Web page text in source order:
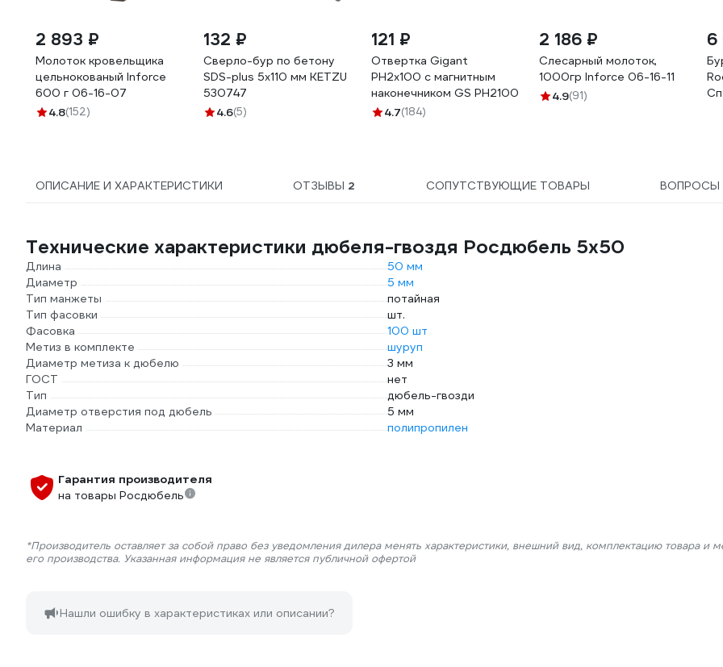
2 893 ₽
Молоток кровельщика
цельнокованый Inforce
600 г 06-16-07
4.8(152)
132 ₽
Сверло-бур по бетону
SDS-plus 5x110 мм KETZU
530747
4.6(5)
121 ₽
Отвертка Gigant
PH2x100 с магнитным
наконечником GS PH2100
4.7(184)
2 186 ₽
Слесарный молоток,
1000гр Inforce 06-16-11
4.9(91)
6
ОПИСАНИЕ И ХАРАКТЕРИСТИКИ ОТЗЫВЫ 2 СОПУТСТВУЮЩИЕ ТОВАРЫ ВОПРОСЫ
Технические характеристики дюбеля-гвоздя Росдюбель 5х50
Длина
50 мм
Диаметр
5 мм
Тип манжеты
потайная
Тип фасовки
шт.
Фасовка
100 шт
Метиз в комплекте
шуруп
Диаметр метиза к дюбелю
3 мм
ГОСТ
нет
Тип
дюбель-гвозди
Диаметр отверстия под дюбель
5 мм
Материал
полипропилен
Гарантия производителя
на товары Росдюбель
*Производитель оставляет за собой право без уведомления дилера менять характеристики, внешний вид, комплектацию товара и
его производства. Указанная информация не является публичной офертой
Нашли ошибку в характеристиках или описании?